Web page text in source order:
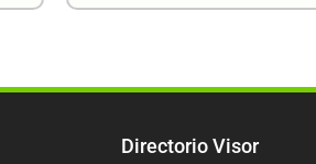
Directorio Visor